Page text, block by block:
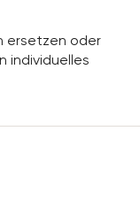
ersetzen oder
individuelles